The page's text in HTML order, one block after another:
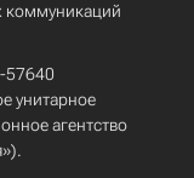
коммуникаций
57640
унитарное
агентство